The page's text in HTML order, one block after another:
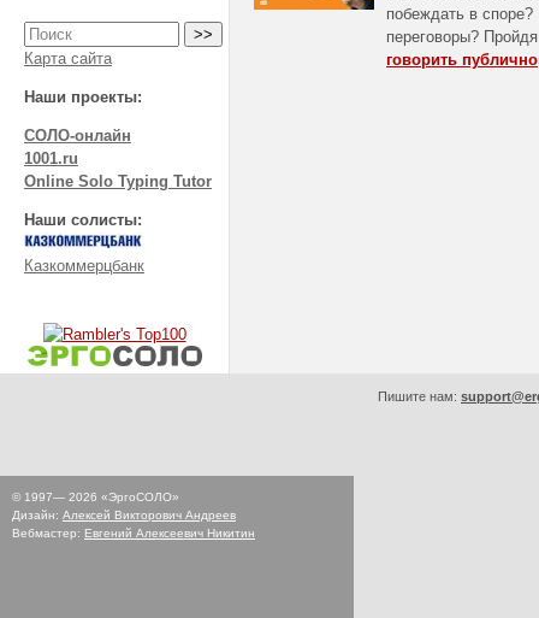
Карта сайта
Наши проекты:
СОЛО-онлайн
1001.ru
Online Solo Typing Tutor
Наши солисты:
Казкоммерцбанк
побеждать в споре?
переговоры?
говорить публично
© 1997— 2026 «ЭргоСОЛО»
Дизайн: Алексей Викторович Андреев
Вебмастер: Евгений Алексеевич Никитин
Пишите нам: